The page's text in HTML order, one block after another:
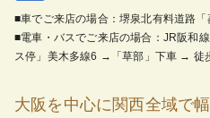
■車でご来店の場合：堺泉北有料道路
■電車・バスでご来店の場合：JR阪和
ス停」美木多線6 →「草部」下車 → 徒
大阪を中心に関西全域で